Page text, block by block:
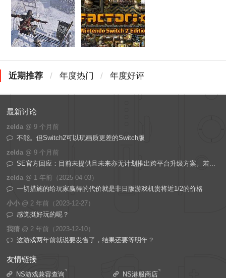
近期推荐 / 年度热门 / 年度好评
最新讨论
zelda @ 9 个月前
不能。但Switch2可以玩画质更差的Switch版
zelda @ 9 个月前
SE官方回应：目前未提供且未来亦无计划推出跨平台升级方案。若...
zelda @ 1 年前（2025-04-03）
一切措施的给玩家赢得的代价就是非日版游戏机贵将近1/2的价格
小小@ 2 年前（2023-12-27）
感觉挺好玩的呢？
我猜 @ 2 年前（2023-12-10）
这游戏两年前就说要发售了，结果还要等明年？
友情链接
NS游戏兼容查询 NS港服商店